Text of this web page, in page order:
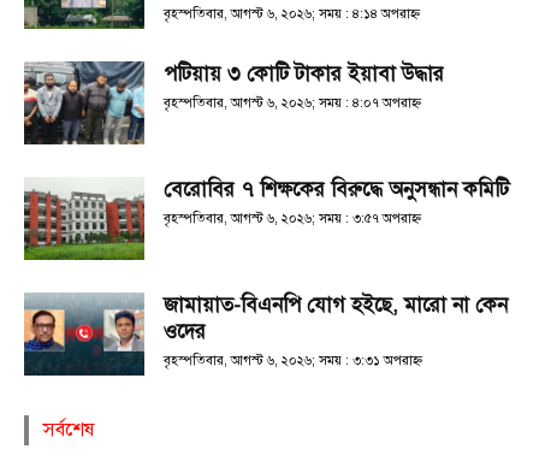
বৃহস্পতিবার, আগস্ট ৬, ২০২৬; সময় : ৪:১৪ অপরাহ্ণ
পটিয়ায় ৩ কোটি টাকার ইয়াবা উদ্ধার
বৃহস্পতিবার, আগস্ট ৬, ২০২৬; সময় : ৪:০৭ অপরাহ্ণ
বেরোবির ৭ শিক্ষকের বিরুদ্ধে অনুসন্ধান কমিটি
বৃহস্পতিবার, আগস্ট ৬, ২০২৬; সময় : ৩:৫৭ অপরাহ্ণ
জামায়াত-বিএনপি যোগ হইছে, মারো না কেন
ওদের
বৃহস্পতিবার, আগস্ট ৬, ২০২৬; সময় : ৩:৩১ অপরাহ্ণ
সর্বশেষ